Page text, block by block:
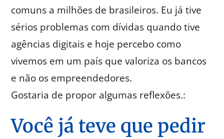
comuns a milhões de brasileiros. Eu já tive
sérios problemas com dívidas quando tive
agências digitais e hoje percebo como
vivemos em um país que valoriza os bancos
e não os empreendedores.
Gostaria de propor algumas reflexões.:
Você já teve que pedir